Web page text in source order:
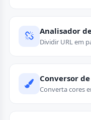
Analisador
Dividir URL em
Conversor
Converta cores